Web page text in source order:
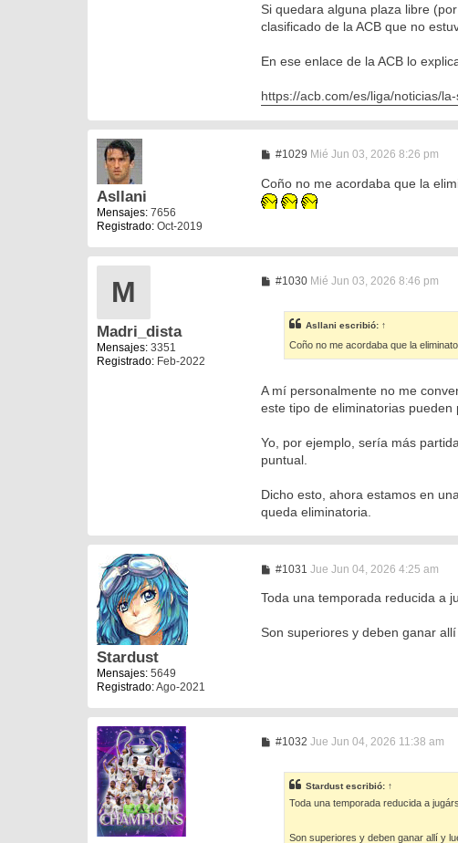
Si quedara alguna plaza libre
clasificado de la ACB que no
En ese enlace de la ACB lo
https://acb.com/es/liga/noticias/
Asllani
Mensajes: 7656
Registrado: Oct-2019
#1029M
s
a
Mié Jun 03, 2026 8:26 pm
Coño no me acordaba que la
M
Madri_dista
Mensajes: 3351
Registrado: Feb-2022
#1030M
a
j
e
Mié Jun 03, 2026 8:46 pm
Asllani escribió: ↑
Coño no me acordaba que la
A mí personalmente no me
este tipo de eliminatorias
Yo, por ejemplo, sería más
puntual.
Dicho esto, ahora estamos en
queda eliminatoria.
Stardust
Mensajes: 5649
Registrado:Ago-2021
#1031 M
n
s
j
Jue Jun 04, 2026 4:25 am
Toda una temporada reducida a
Son superiores y deben ganar
#1032M
a
j
Jue Jun 04, 2026 11:38 am
Stardustescribió: ↑
Toda una temporada reducida a
Son superiores y deben ganar allí y